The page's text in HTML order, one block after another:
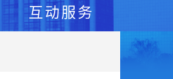
互动服务